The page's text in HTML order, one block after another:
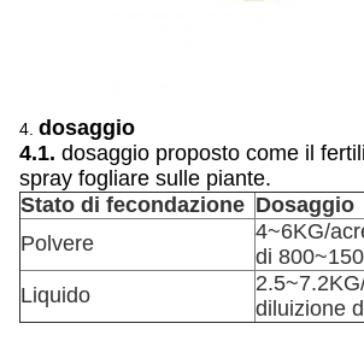
4. dosaggio
4.1. dosaggio proposto come il
spray fogliare sulle piante.
Stato di fecondazione Dosaggio
Polvere
4~6KG/
di
Liquido
diluizione